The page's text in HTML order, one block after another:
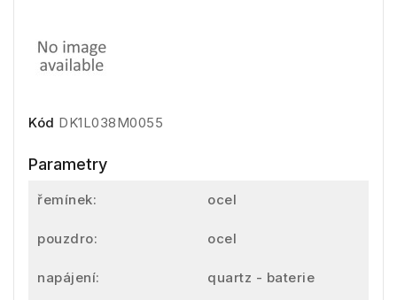
Kód DK1L038M0055
Parametry
řemínek: ocel
pouzdro: ocel
napájení: quartz - baterie